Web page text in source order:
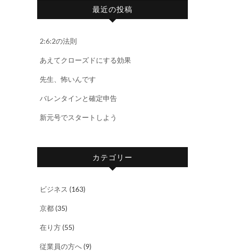
最近の投稿
2:6:2の法則
あえてクローズドにする効果
先生、怖いんです
バレンタインと確定申告
新元号でスタートしよう
カテゴリー
ビジネス (163)
京都 (35)
在り方 (55)
従業員の方へ (9)